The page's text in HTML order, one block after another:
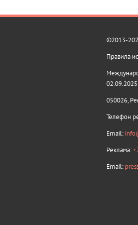
©2013-
Правила
050026,
Телефон
Email:
Реклама:
Email: